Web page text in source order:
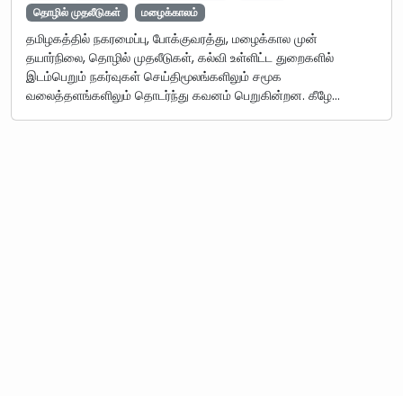
தொழில் முதலீடுகள்
மழைக்காலம்
தமிழகத்தில் நகரமைப்பு, போக்குவரத்து, மழைக்கால முன்
தயார்நிலை, தொழில் முதலீடுகள், கல்வி உள்ளிட்ட துறைகளில்
இடம்பெறும் நகர்வுகள் செய்திமூலங்களிலும் சமூக
வலைத்தளங்களிலும் தொடர்ந்து கவனம் பெறுகின்றன. கீழே…